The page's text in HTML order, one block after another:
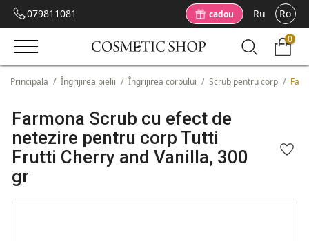
079811081 cadou Ru Ro
0
Principala / Îngrijirea pielii / Îngrijirea corpului / Scrub pentru corp /
Farmona Scrub cu efect de
netezire pentru corp Tutti
Frutti Cherry and Vanilla, 300
gr